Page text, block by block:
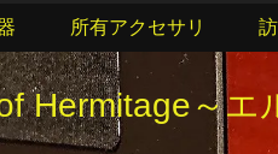
Hermitage～エ
所有アクセサリ